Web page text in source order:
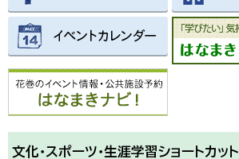
文化・スポーツ・生涯学習ショートカット